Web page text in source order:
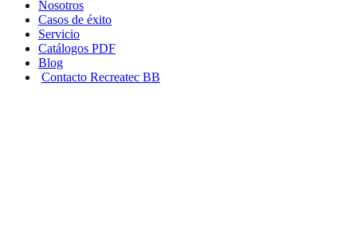
Nosotros
Casos de éxito
Servicio
Catálogos PDF
Blog
Contacto Recreatec BB